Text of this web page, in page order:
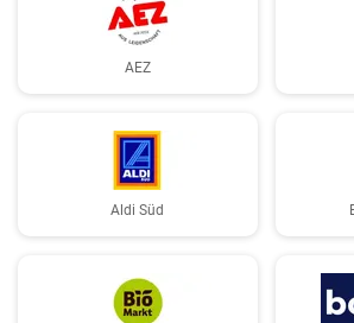
AEZ
Aldi Süd